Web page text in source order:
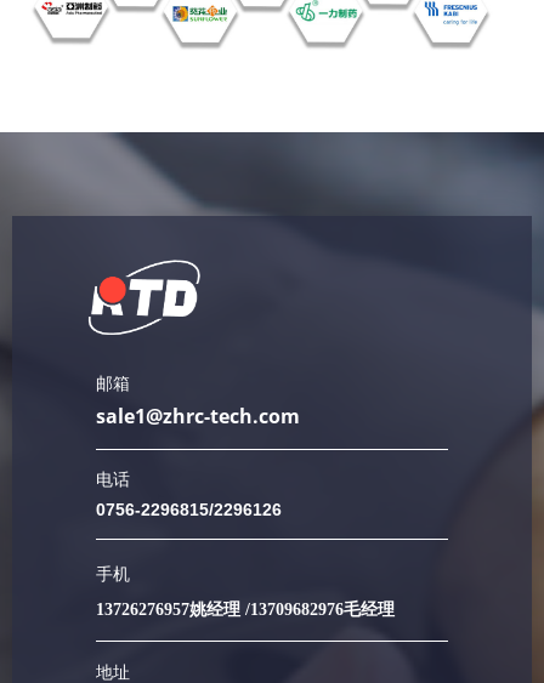
邮箱
sale1@zhrc-tech.com
电话
0756-2296815/2296126
手机
13726276957姚经理 /13709682976毛经理
地址